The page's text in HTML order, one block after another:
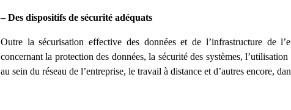
– Des dispositifs de sécurité adéquats
Outre la sécurisation effective des données et de l’infrastructure de
concernant la protection des données, la sécurité des systèmes,
au sein du réseau de l’entreprise, le travail à distance et d’autres encore,